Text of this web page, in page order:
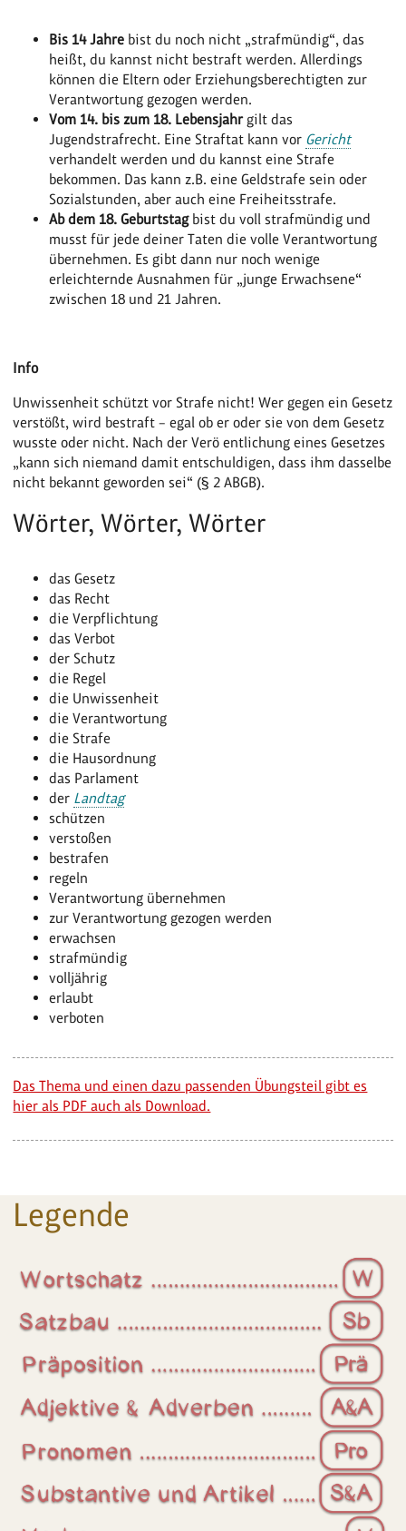
Bis 14 Jahre bist du noch nicht „strafmündig“, das
heißt, du kannst nicht bestraft werden. Allerdings
können die Eltern oder Erziehungsberechtigten zur
Verantwortung gezogen werden.
Vom 14. bis zum 18. Lebensjahrgilt das
Jugendstrafrecht. Eine Straftat kann vor Gericht
verhandelt werden und du kannst eine Strafe
bekommen. Das kann z.B. eine Geldstrafe sein oder
Sozialstunden, aber auch eine Freiheitsstrafe.
Ab dem 18. Geburtstagbist du voll strafmündig und
musst für jede deiner Taten die volle Verantwortung
übernehmen. Es gibt dann nur noch wenige
erleichternde Ausnahmen für „junge Erwachsene“
zwischen 18 und 21 Jahren.
Info
Unwissenheit schützt vor Strafe nicht! Wer gegen ein Gesetz
verstößt, wird bestraft – egal ob er oder sie von dem Gesetz
wusste oder nicht. Nach der Verö entlichung eines Gesetzes
„kann sich niemand damit entschuldigen, dass ihm dasselbe
nicht bekannt geworden sei“ (§ 2 ABGB).
Wörter, Wörter, Wörter
das Gesetz
das Recht
die Verpflichtung
das Verbot
der Schutz
die Regel
die Unwissenheit
die Verantwortung
die Strafe
die Hausordnung
das Parlament
der Landtag
schützen
verstoßen
bestrafen
regeln
Verantwortung übernehmen
zur Verantwortung gezogen werden
erwachsen
strafmündig
volljährig
erlaubt
verboten
Das Thema und einen dazu passenden Übungsteil gibt es
hier als PDF auch als Download.
Legende